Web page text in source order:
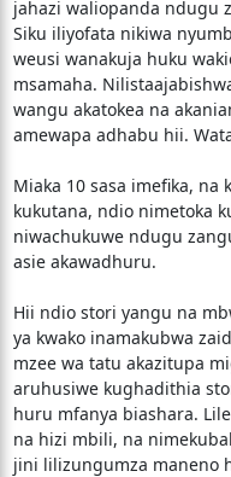
jahazi waliopanda ndugu
Siku iliyofata nikiwa
weusi wanakuja huku
msamaha.
wangu akatokea na
amewapa adhabu hii.
Miaka 10 sasa imefika, na
kukutana, ndio nimetoka
niwachukuwe ndugu
asie akawadhuru.
Hii ndio stori yangu na
ya kwako inamakubwa
mzee wa tatu akazitupa
aruhusiwe kughadithia
huru mfanya biashara.
na hizi mbili, na
jini lilizungumza maneno